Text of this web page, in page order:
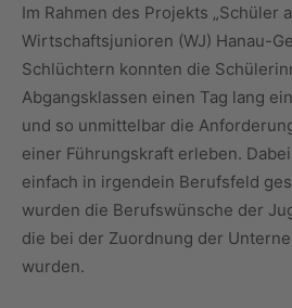
Im Rahmen des Projekts „Schüler
Wirtschaftsjunioren (WJ) Hanau-
Schlüchtern konnten die
Abgangsklassen einen Tag lang
und so unmittelbar die
einer Führungskraft erleben.
einfach in irgendein Berufsfeld
wurden die Berufswünsche der
die bei der Zuordnung der
wurden.